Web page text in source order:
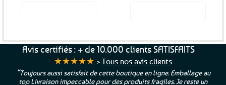
variations.
Avis certifiés : + de 10.000 clients SATISFAITS
★★★★★ > Tous nos avis clients
“Toujours aussi satisfait de cette boutique en ligne. Emballage au
top Livraison impeccable pour des produits fragiles. Je reste un